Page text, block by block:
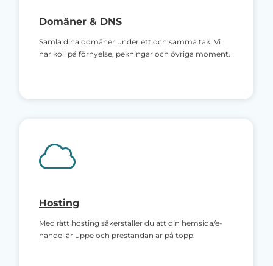
Domäner & DNS
Samla dina domäner under ett och samma tak. Vi
har koll på förnyelse, pekningar och övriga moment.
Hosting
Med rätt hosting säkerställer du att din hemsida/e-
handel är uppe och prestandan är på topp.